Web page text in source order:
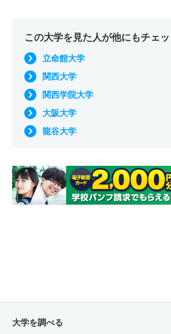
この大学を見た人が他にもチェ
立命館大学
関西大学
関西学院大学
大阪大学
龍谷大学
大学を調べる